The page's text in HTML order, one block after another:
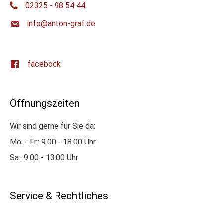
02325 - 98 54 44
ed.farg-notna@ofni
facebook
Öffnungszeiten
Wir sind gerne für Sie da:
Mo. - Fr.: 9.00 - 18.00 Uhr
Sa.: 9.00 - 13.00 Uhr
Service & Rechtliches